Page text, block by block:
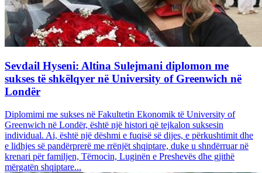
Sevdail Hyseni: Altina Sulejmani diplomon me
sukses të shkëlqyer në University of Greenwich në
Londër
Diplomimi me sukses në Fakultetin Ekonomik të University of
Greenwich në Londër, është një histori që tejkalon suksesin
individual. Ai, është një dëshmi e fuqisë së dijes, e përkushtimit dhe
e lidhjes së pandërprerë me rrënjët shqiptare, duke u shndërruar në
krenari për familjen, Tërnocin, Luginën e Preshevës dhe gjithë
mërgatën shqiptare...